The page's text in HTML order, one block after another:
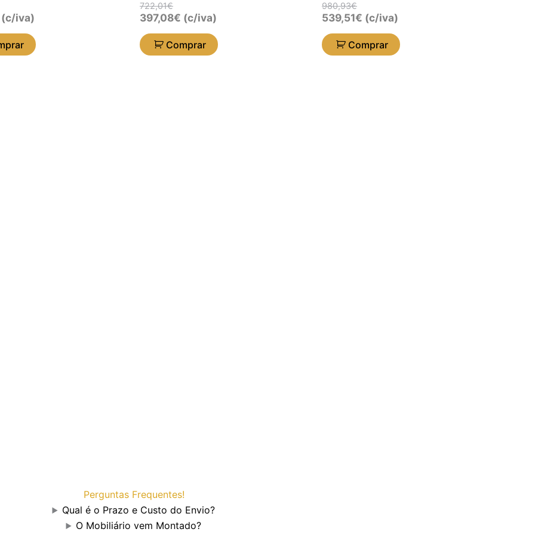
(c/iva)
722,01€
397,08€ (c/iva)
Comprar
980,93€
539,51€ (c/iva)
Comprar
Perguntas Frequentes!
Qual é o Prazo e Custo do Envio?
O Mobiliário vem Montado?